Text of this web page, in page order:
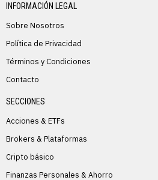
INFORMACIÓN LEGAL
Sobre Nosotros
Política de Privacidad
Términos y Condiciones
Contacto
SECCIONES
Acciones & ETFs
Brokers & Plataformas
Cripto básico
Finanzas Personales & Ahorro